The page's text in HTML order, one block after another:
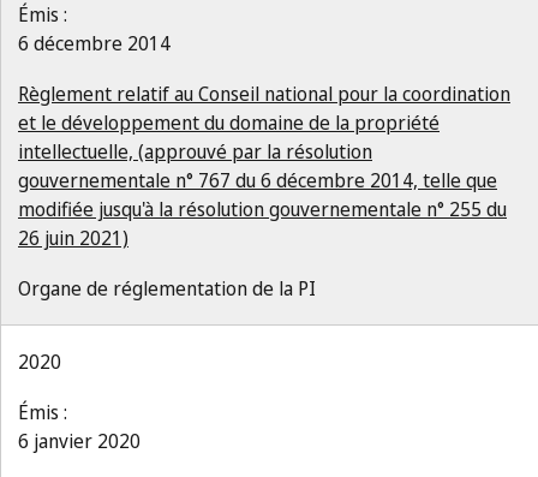
Émis :
6 décembre 2014
Règlement relatif au Conseil national pour la coordination
et le développement du domaine de la propriété
intellectuelle, (approuvé par la résolution
gouvernementale n° 767 du 6 décembre 2014, telle que
modifiée jusqu'à la résolution gouvernementale n° 255 du
26 juin 2021)
Organe de réglementation de la PI
2020
Émis :
6 janvier 2020